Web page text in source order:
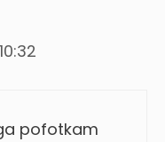
pofotkam